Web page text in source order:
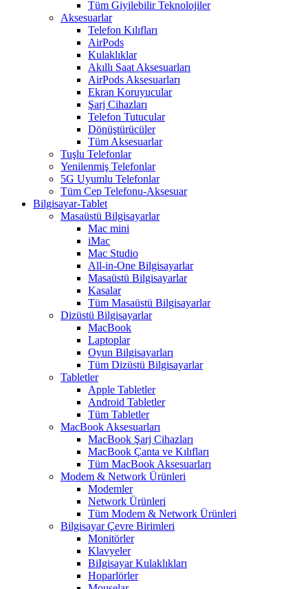
Tüm Giyilebilir Teknolojiler
Aksesuarlar
Telefon Kılıfları
AirPods
Kulaklıklar
Akıllı Saat Aksesuarları
AirPods Aksesuarları
Ekran Koruyucular
Şarj Cihazları
Telefon Tutucular
Dönüştürücüler
Tüm Aksesuarlar
Tuşlu Telefonlar
Yenilenmiş Telefonlar
5G Uyumlu Telefonlar
Tüm Cep Telefonu-Aksesuar
Bilgisayar-Tablet
Masaüstü Bilgisayarlar
Mac mini
iMac
Mac Studio
All-in-One Bilgisayarlar
Masaüstü Bilgisayarlar
Kasalar
Tüm Masaüstü Bilgisayarlar
Dizüstü Bilgisayarlar
MacBook
Laptoplar
Oyun Bilgisayarları
Tüm Dizüstü Bilgisayarlar
Tabletler
Apple Tabletler
Android Tabletler
Tüm Tabletler
MacBook Aksesuarları
MacBook Şarj Cihazları
MacBook Çanta ve Kılıfları
Tüm MacBook Aksesuarları
Modem & Network Ürünleri
Modemler
Network Ürünleri
Tüm Modem & Network Ürünleri
Bilgisayar Çevre Birimleri
Monitörler
Klavyeler
BiIgisayar Kulaklıkları
Hoparlörler